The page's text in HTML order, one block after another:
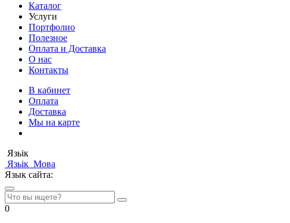
Каталог
Услуги
Портфолио
Полезное
Оплата и Доставка
О нас
Контакты
В кабинет
Оплата
Доставка
Мы на карте
Язьік
Язьік Мова
Язык сайта:
0